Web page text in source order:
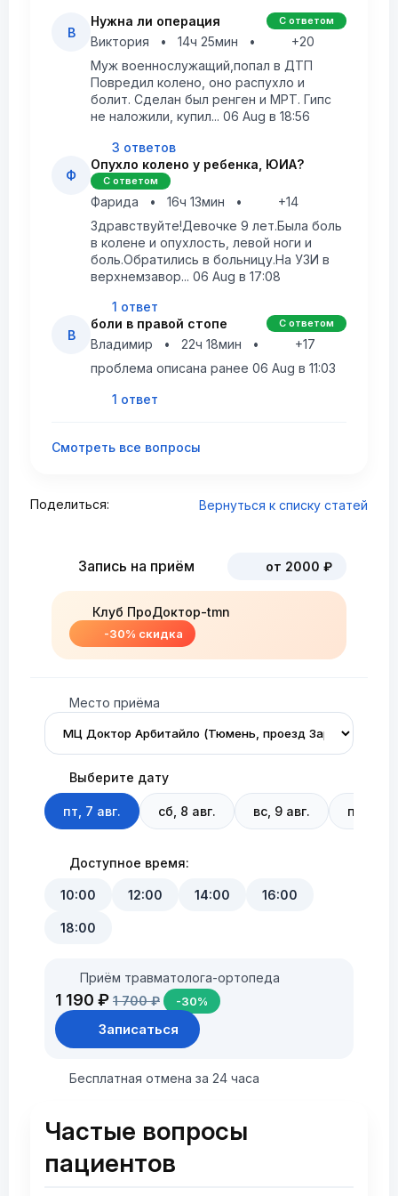
В
Нужна ли операция С ответом
Виктория • 14ч 25мин •
+20
Муж военнослужащий,попал в ДТП
Повредил колено, оно распухло и
болит. Сделан был ренген и МРТ. Гипс
не наложили, купил... 06 Aug в 18:56
3 ответов
Ф
Опухло колено у ребенка, ЮИА?
С ответом
Фарида • 16ч 13мин •
+14
Здравствуйте!Девочке 9 лет.Была боль
в колене и опухлость, левой ноги и
боль.Обратились в больницу.На УЗИ в
верхнемзавор... 06 Aug в 17:08
1 ответ
В
боли в правой стопе С ответом
Владимир • 22ч 18мин •
+17
проблема описана ранее 06 Aug в 11:03
1 ответ
Смотреть все вопросы
Поделиться: Вернуться к списку статей
Запись на приём от 2000 ₽
Клуб ПроДоктор-tmn
-30% скидка
Место приёма
Выберите дату
пт, 7 авг. сб, 8 авг. вс, 9 авг. пн, 10
Доступное время:
10:00 12:00 14:00 16:00
18:00
Приём травматолога-ортопеда
1 190 ₽ 1 700 ₽ -30%
Записаться
Бесплатная отмена за 24 часа
Частые вопросы
пациентов